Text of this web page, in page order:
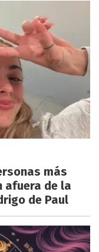
más
afuera de la
de Paul